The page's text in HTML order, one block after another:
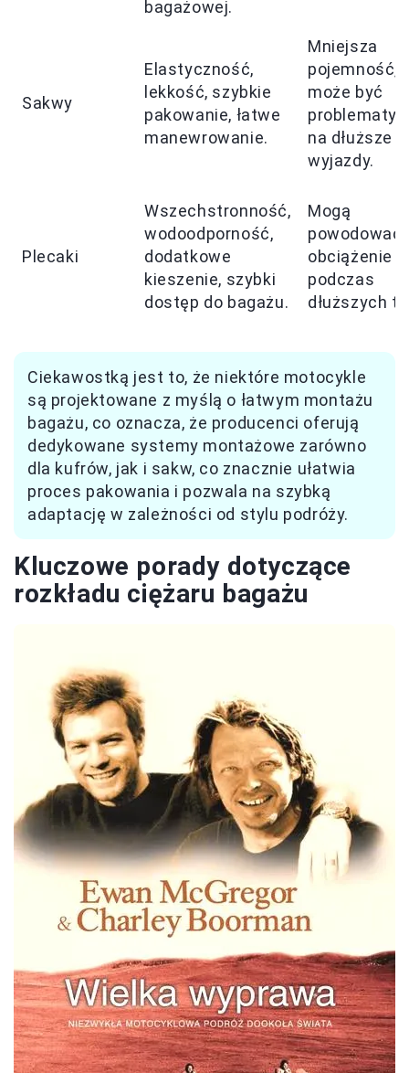
bagażowej.
Sakwy
Elastyczność,
lekkość, szybkie
pakowanie, łatwe
manewrowanie.
Mniejsza
pojemność,
może być
na dłuższe
wyjazdy.
Plecaki
Wszechstronność,
wodoodporność,
dodatkowe
kieszenie, szybki
dostęp do bagażu.
Mogą
powodować
obciążenie
podczas
dłuższych
Ciekawostką jest to, że niektóre motocykle
są projektowane z myślą o łatwym montażu
bagażu, co oznacza, że producenci oferują
dedykowane systemy montażowe zarówno
dla kufrów, jak i sakw, co znacznie ułatwia
proces pakowania i pozwala na szybką
adaptację w zależności od stylu podróży.
Kluczowe porady dotyczące
rozkładu ciężaru bagażu